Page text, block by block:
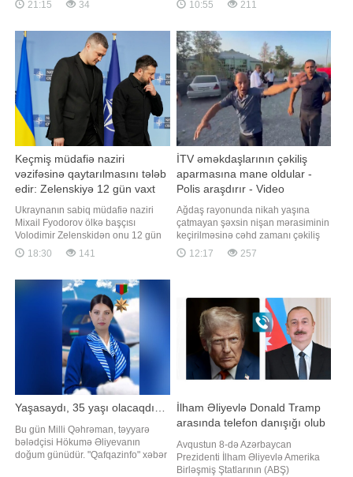
edilməsi barədə razılığa gəliblər.
xəbər verir ki, bu barədə Ukrayna
Prezidenti Volodimir Zelenski
serbiyalı həmkar
21:15 34
barədə "The Atlantic" məlumat
Ukraynanın keçmiş müdafiə naziri
Mixaylo Fedorov vəzifəsində
10:55 211
Keçmiş müdafiə naziri
vəzifəsinə qaytarılmasını tələb
edir: Zelenskiyə 12 gün vaxt
verildi
Ukraynanın sabiq müdafiə naziri
Mixail Fyodorov ölkə başçısı
Volodimir Zelenskidən onu 12 gün
ərzində yenidən vəzifəsinə bərpa
etməsini tələb edib. xəbər verir ki,
Sergey Sternenkoya verdiyi
müsahibəsində bildirib. Fyodorov
qeyd edib ki, gələcək planlarını
avqustun 18-dən
18:30 141
İTV əməkdaşlarının çəkiliş
aparmasına mane oldular -
Polis araşdırır - Video
Ağdaş rayonunda nikah yaşına
çatmayan şəxsin nişan mərasiminin
keçirilməsinə cəhd zamanı çəkiliş
aparan media nümayəndələri ilə
mərasimi planlaşdıran şəxslər
xəbər verir ki, hazırda hadisə ilə
bağlı müvafiq ekspertizala
12:17 257
Yaşasaydı, 35 yaşı olacaqdı…
Bu gün Milli Qəhrəman, təyyarə
bələdçisi Hökumə Əliyevanın
doğum günüdür. "Qafqazinfo" xəbər
İlham Əliyevlə Donald Tramp
arasında telefon danışığı olub
Avqustun 8-də Azərbaycan
Prezidenti İlham Əliyevlə Amerika
Birləşmiş Ştatlarının (ABŞ)